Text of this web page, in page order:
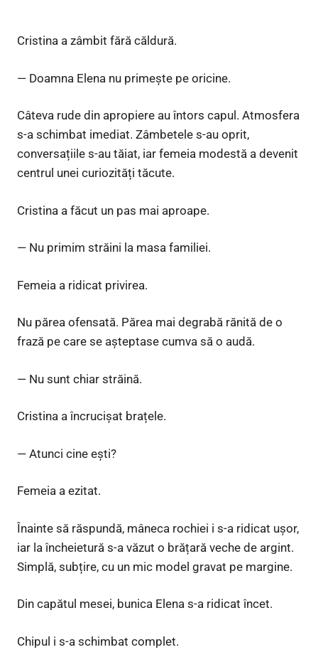
Cristina a zâmbit fără căldură.
— Doamna Elena nu primește pe oricine.
Câteva rude din apropiere au întors capul. Atmosfera
s-a schimbat imediat. Zâmbetele s-au oprit,
conversațiile s-au tăiat, iar femeia modestă a devenit
centrul unei curiozități tăcute.
Cristina a făcut un pas mai aproape.
— Nu primim străini la masa familiei.
Femeia a ridicat privirea.
Nu părea ofensată. Părea mai degrabă rănită de o
frază pe care se așteptase cumva să o audă.
— Nu sunt chiar străină.
Cristina a încrucișat brațele.
— Atunci cine ești?
Femeia a ezitat.
Înainte să răspundă, mâneca rochiei i s-a ridicat ușor,
iar la încheietură s-a văzut o brățară veche de argint.
Simplă, subțire, cu un mic model gravat pe margine.
Din capătul mesei, bunica Elena s-a ridicat încet.
Chipul i s-a schimbat complet.